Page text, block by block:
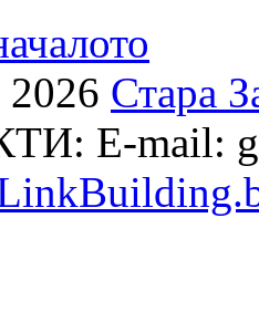
Стара
E-mail: